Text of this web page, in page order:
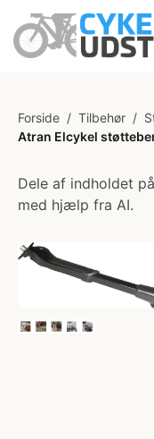
Forside / Tilbehør /
Atran Elcykel
Dele af indholdet
med hjælp fra AI.